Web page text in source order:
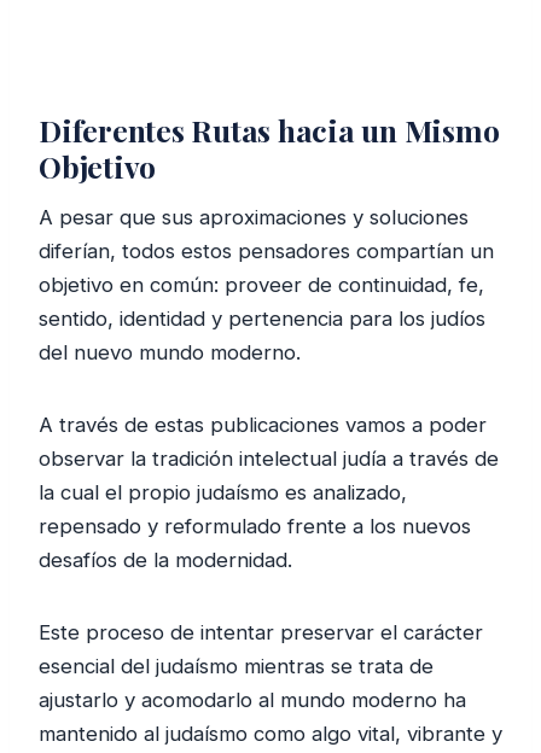
Diferentes Rutas hacia un Mismo
Objetivo
A pesar que sus aproximaciones y soluciones
diferían, todos estos pensadores compartían un
objetivo en común: proveer de continuidad, fe,
sentido, identidad y pertenencia para los judíos
del nuevo mundo moderno.
A través de estas publicaciones vamos a poder
observar la tradición intelectual judía a través de
la cual el propio judaísmo es analizado,
repensado y reformulado frente a los nuevos
desafíos de la modernidad.
Este proceso de intentar preservar el carácter
esencial del judaísmo mientras se trata de
ajustarlo y acomodarlo al mundo moderno ha
mantenido al judaísmo como algo vital, vibrante y